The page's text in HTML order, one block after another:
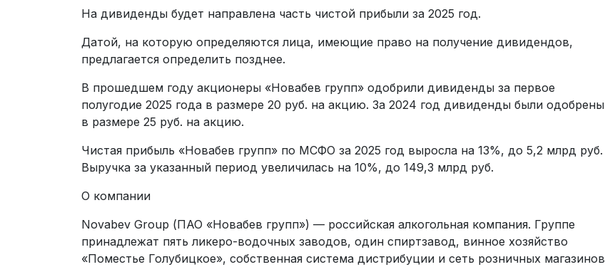
На дивиденды будет направлена часть чистой прибыли за 2025 год.
Датой, на которую определяются лица, имеющие право на получение дивидендов,
предлагается определить позднее.
В прошедшем году акционеры «Новабев групп» одобрили дивиденды за первое
полугодие 2025 года в размере 20 руб. на акцию. За 2024 год дивиденды были одобрены
в размере 25 руб. на акцию.
Чистая прибыль «Новабев групп» по МСФО за 2025 год выросла на 13%, до 5,2 млрд руб.
Выручка за указанный период увеличилась на 10%, до 149,3 млрд руб.
О компании
Novabev Group (ПАО «Новабев групп») — российская алкогольная компания. Группе
принадлежат пять ликеро-водочных заводов, один спиртзавод, винное хозяйство
«Поместье Голубицкое», собственная система дистрибуции и сеть розничных магазинов